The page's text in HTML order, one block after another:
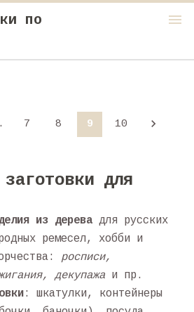
по
menu
7 8 9 10
для
из дерева для русских
ремесел, хобби и
росписи,
декупажа и пр.
: шкатулки, контейнеры